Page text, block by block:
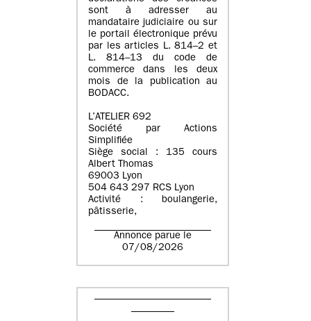
sont à adresser au
mandataire judiciaire ou sur
le portail électronique prévu
par les articles L. 814–2 et
L. 814–13 du code de
commerce dans les deux
mois de la publication au
BODACC.
L’ATELIER 692
Société par Actions
Simplifiée
Siège social : 135 cours
Albert Thomas
69003 Lyon
504 643 297 RCS Lyon
Activité : boulangerie,
pâtisserie,
Annonce parue le
07/08/2026